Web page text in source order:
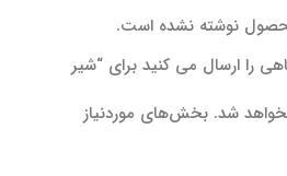
نوشته نشده است.
را ارسال می کنید برای “شیر
شد. بخش‌های موردنیاز